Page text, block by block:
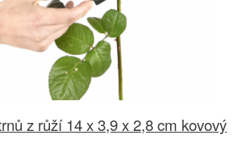
z růží 14 x 3,9 x 2,8 cm kovový